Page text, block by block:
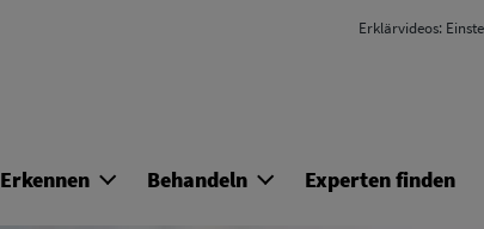
Erklärvideos:
Erkennen Behandeln Experten finden